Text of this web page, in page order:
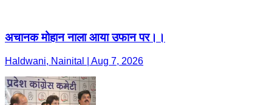
अचानक मोहान नाला आया उफान पर।।
Haldwani, Nainital | Aug 7, 2026